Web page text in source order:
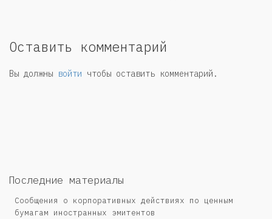
Оставить комментарий
Вы должны войти чтобы оставить комментарий.
Последние материалы
Сообщения о корпоративных действиях по ценным
бумагам иностранных эмитентов